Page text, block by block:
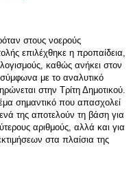
στους νοερούς
επιλέχθηκε η προπαίδεια,
καθώς ανήκει στον
με το αναλυτικό
στην Τρίτη Δημοτικού.
σημαντικό που απασχολεί
της αποτελούν τη βάση για
αριθμούς, αλλά και για
στα πλαίσια της